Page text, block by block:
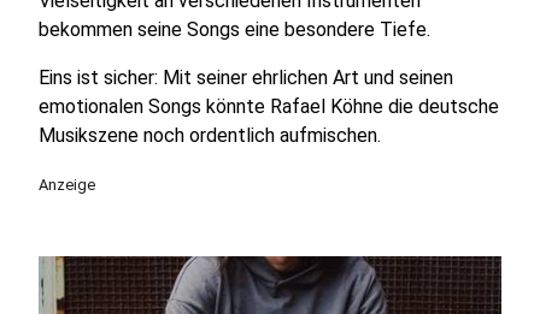
bekommen seine Songs eine besondere Tiefe.
Eins ist sicher: Mit seiner ehrlichen Art und seinen
emotionalen Songs könnte Rafael Köhne die deutsche
Musikszene noch ordentlich aufmischen.
Anzeige